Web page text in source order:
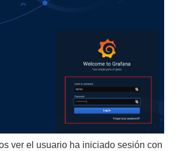
ver el usuario ha iniciado sesión con